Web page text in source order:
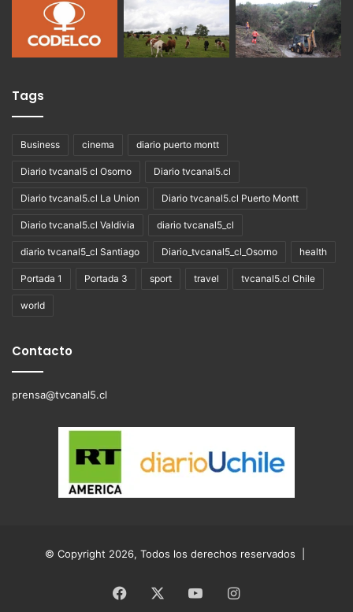
Tags
Business cinema diario puerto montt
Diario tvcanal5 cl Osorno Diario tvcanal5.cl
Diario tvcanal5.cl La Union Diario tvcanal5.cl Puerto Montt
Diario tvcanal5.cl Valdivia diario tvcanal5_cl
diario tvcanal5_cl Santiago Diario_tvcanal5_cl_Osorno health
Portada 1 Portada 3 sport travel tvcanal5.cl Chile
world
Contacto
prensa@tvcanal5.cl
© Copyright 2026, Todos los derechos reservados |
Facebook YouTubeInstagram